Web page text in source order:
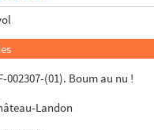
002307-(01). Boum au nu !
Landon